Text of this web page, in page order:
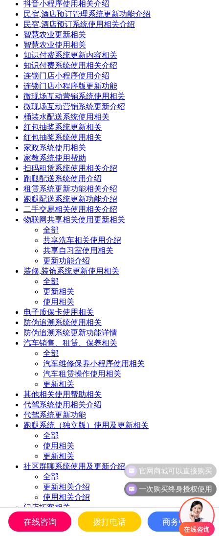
抖音小程序使用相关介绍
民宿,酒店预订管理系统更新功能介绍
民宿,酒店预订系统使用相关介绍
智慧农业更新相关
智慧农业使用相关
知识付费系统更新内容相关
知识付费系统使用相关介绍
连锁门店小程序使用介绍
连锁门店小程序版更新功能
微现场互动营销系统使用相关
微现场互动营销系统更新介绍
桶装水配送系统使用相关
红包抽奖系统更新相关
红包抽奖系统使用相关
家政系统使用相关
家教系统使用帮助
扫码租赁系统使用相关介绍
跑腿配送系统使用介绍
租赁系统更新功能相关介绍
跑腿配送系统更新功能介绍
二手交易相关使用相关介绍
物联网共享相关使用更新相关
全部
共享洗车相关使用介绍
共享自习室使用相关
更新功能介绍
装修,装饰系统更新使用相关
全部
更新相关
使用相关
电子质保卡使用相关
防伪追溯系统使用相关
防伪追溯系统更新功能详情
汽车销售、租赁、保养相关
全部
汽车维修保养小程序使用相关
汽车租赁操作使用相关
更新相关
其他相关使用帮助相关
代驾系统使用相关介绍
代驾系统更新功能
跑腿系统（独立版）使用及更新相关
全部
使用相关
更新相关
社区群聊系统使用及更新介绍
全部
更新相关介绍
使用相关介绍
门店拓客相关
朋友圈拓客系统更新使用相关
全部
一次购买终身授权使用
在线咨询 拨打电话 商务中心